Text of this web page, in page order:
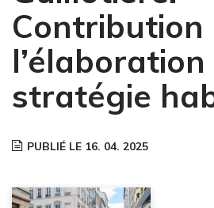
Contribution
l’élaboration
stratégie
PUBLIÉ LE 16. 04. 2025